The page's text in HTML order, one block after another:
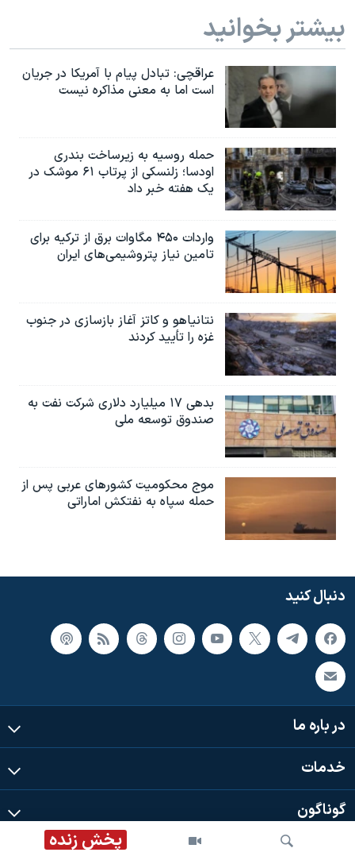
پخش زنده
بیشتر بخوانید
عراقچی: تبادل پیام با آمریکا در جریان
است اما به معنی مذاکره نیست
حمله روسیه به زیرساخت بندری
اودسا؛ زلنسکی از پرتاب ۶۱ موشک در
یک هفته خبر داد
واردات ۴۵۰ مگاوات برق از ترکیه برای
تامین نیاز پتروشیمی‌های ایران
نتانیاهو و کاتز آغاز بازسازی در جنوب
غزه را تأیید کردند
بدهی ۱۷ میلیارد دلاری شرکت نفت به
صندوق توسعه ملی
موج محکومیت کشورهای عربی پس از
حمله سپاه به نفتکش اماراتی
دنبال کنید
در باره ما
خدمات
گوناگون